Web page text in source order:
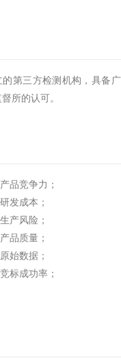
第三方检测机构，具备
所的认可。
品竞争力；
发成本；
产风险；
品质量；
始数据；
标成功率；